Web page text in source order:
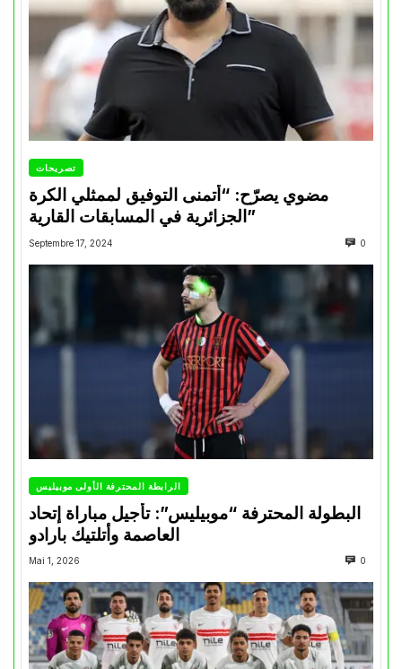
تصريحات
مضوي يصرّح: “أتمنى التوفيق لممثلي الكرة
الجزائرية في المسابقات القارية”
Septembre 17, 2024 0
الرابطة المحترفة الأولى موبيليس
البطولة المحترفة “موبيليس”: تأجيل مباراة إتحاد
العاصمة وأتلتيك بارادو
Mai 1, 2026 0